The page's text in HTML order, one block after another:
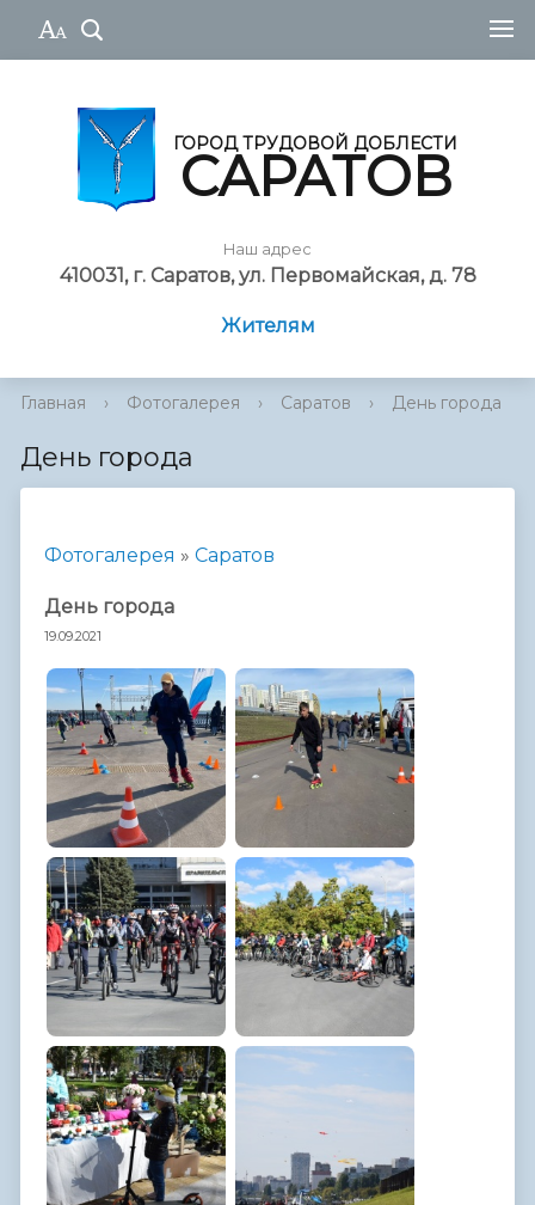
ГОРОД ТРУДОВОЙ ДОБЛЕСТИ
САРАТОВ
Наш адрес
410031, г. Саратов, ул. Первомайская, д. 78
Жителям
Главная › Фотогалерея › Саратов › День города
День города
Фотогалерея » Саратов
День города
19.09.2021